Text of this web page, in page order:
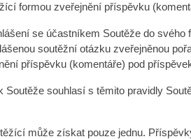
formou zveřejnění příspěvku
se účastníkem Soutěže do
soutěžní otázku zveřejněnou
příspěvku (komentáře) pod
souhlasí s těmito pravidly
může získat pouze jednu.